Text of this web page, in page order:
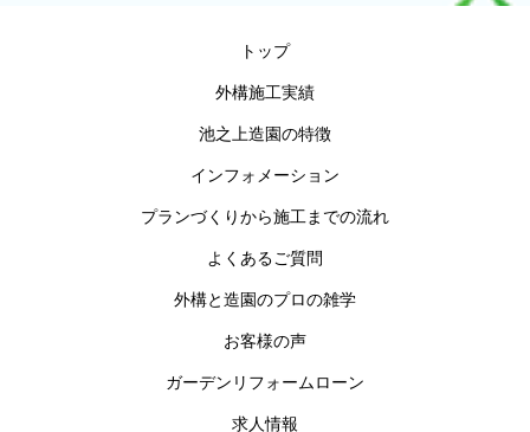
トップ
外構施工実績
池之上造園の特徴
インフォメーション
プランづくりから施工までの流れ
よくあるご質問
外構と造園のプロの雑学
お客様の声
ガーデンリフォームローン
求人情報